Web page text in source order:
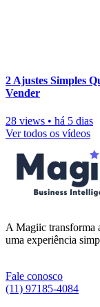
2 Ajustes Simples
Vender
28 views • há 5 dias
Ver todos os vídeos
A Magiic transforma
uma experiência
Fale conosco
(11) 97185-4084